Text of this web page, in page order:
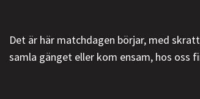
Det är här matchdagen börjar, med
samla gänget eller kom ensam, hos oss